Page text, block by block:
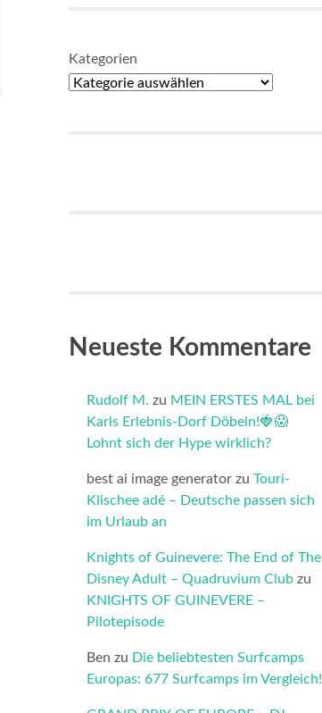
Kategorien
Neueste Kommentare
Rudolf M. zu MEIN ERSTES MAL bei
Karls Erlebnis-Dorf Döbeln!🍓😱
Lohnt sich der Hype wirklich?
best ai image generator zu Touri-
Klischee adé – Deutsche passen sich
im Urlaub an
Knights of Guinevere: The End of The
Disney Adult – Quadruvium Club zu
KNIGHTS OF GUINEVERE –
Pilotepisode
Ben zu Die beliebtesten Surfcamps
Europas: 677 Surfcamps im Vergleich!